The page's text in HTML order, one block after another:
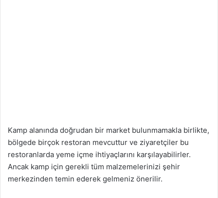
Kamp alanında doğrudan bir market bulunmamakla birlikte,
bölgede birçok restoran mevcuttur ve ziyaretçiler bu
restoranlarda yeme içme ihtiyaçlarını karşılayabilirler.
Ancak kamp için gerekli tüm malzemelerinizi şehir
merkezinden temin ederek gelmeniz önerilir.